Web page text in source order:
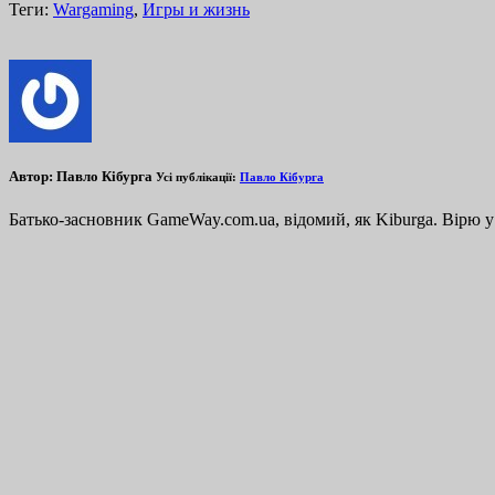
Теги: Wargaming, Игры и жизнь
Автор: Павло Кібурга Усі публікації: Павло Кібурга
Батько-засновник GameWay.com.ua, відомий, як Kiburga. Вірю у